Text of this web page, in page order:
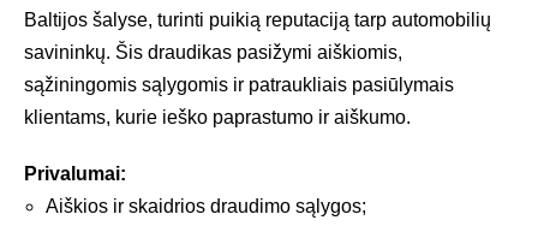
Baltijos šalyse, turinti puikią reputaciją tarp automobilių
savininkų. Šis draudikas pasižymi aiškiomis,
sąžiningomis sąlygomis ir patraukliais pasiūlymais
klientams, kurie ieško paprastumo ir aiškumo.
Privalumai:
Aiškios ir skaidrios draudimo sąlygos;